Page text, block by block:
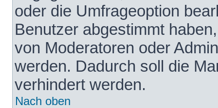
oder die Umfrageoption
Benutzer abgestimmt
von Moderatoren oder
werden. Dadurch soll die
verhindert werden.
Nach oben